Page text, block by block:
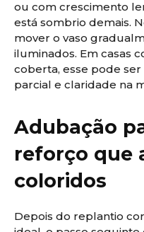
ou com crescimento
está sombrio demais.
mover o vaso
iluminados. Em casas
coberta, esse pode
parcial e claridade na
Adubação
reforço que
coloridos
Depois do replantio